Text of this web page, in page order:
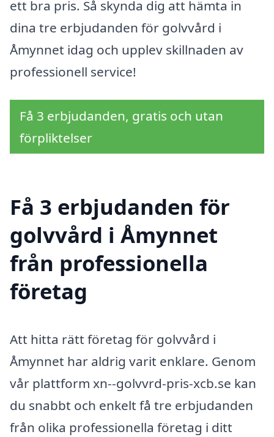
ett bra pris. Så skynda dig att hämta in
dina tre erbjudanden för golvvård i
Åmynnet idag och upplev skillnaden av
professionell service!
Få 3 erbjudanden, gratis och utan
förpliktelser
Få 3 erbjudanden för
golvvård i Åmynnet
från professionella
företag
Att hitta rätt företag för golvvård i
Åmynnet har aldrig varit enklare. Genom
vår plattform xn--golvvrd-pris-xcb.se kan
du snabbt och enkelt få tre erbjudanden
från olika professionella företag i ditt